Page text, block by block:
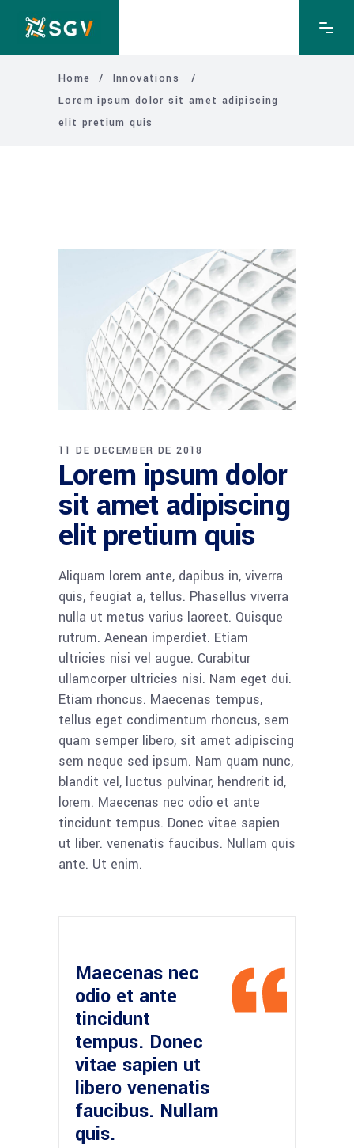
Home / Innovations
/
Lorem ipsum dolor sit amet adipiscing
elit pretium quis
11 DE DECEMBER DE 2018
Lorem ipsum dolor
sit amet adipiscing
elit pretium quis
Aliquam lorem ante, dapibus in, viverra
quis, feugiat a, tellus. Phasellus viverra
nulla ut metus varius laoreet. Quisque
rutrum. Aenean imperdiet. Etiam
ultricies nisi vel augue. Curabitur
ullamcorper ultricies nisi. Nam eget dui.
Etiam rhoncus. Maecenas tempus,
tellus eget condimentum rhoncus, sem
quam semper libero, sit amet adipiscing
sem neque sed ipsum. Nam quam nunc,
blandit vel, luctus pulvinar, hendrerit id,
lorem. Maecenas nec odio et ante
tincidunt tempus. Donec vitae sapien
ut liber. venenatis faucibus. Nullam quis
ante. Ut enim.
Maecenas nec
odio et ante
tincidunt
tempus. Donec
vitae sapien ut
libero venenatis
faucibus. Nullam
quis.